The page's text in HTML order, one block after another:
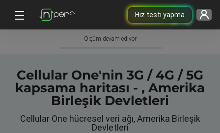
Hız testi yapma
Ölçüm devam ediyor
Cellular One'nin 3G / 4G / 5G
kapsama haritası - , Amerika
Birleşik Devletleri
Cellular One hücresel veri ağı, Amerika Birleşik
Devletleri